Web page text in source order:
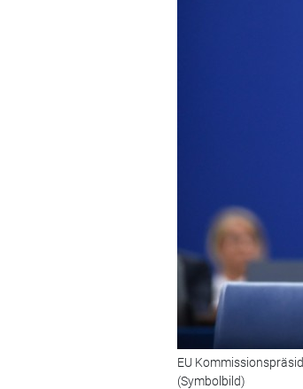
EU
(Symbolbild)